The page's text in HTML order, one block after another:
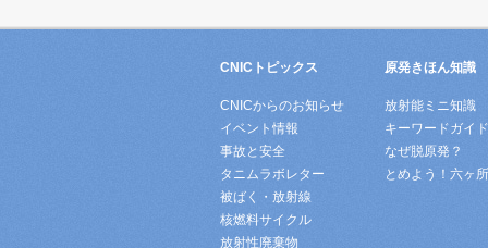
CNICトピックス
CNICからのお知らせ
イベント情報
事故と安全
タニムラボレター
被ばく・放射線
核燃料サイクル
放射性廃棄物
原発きほん知識
放射能ミニ知識
キーワードガイド
なぜ脱原発？
とめよう！六ヶ